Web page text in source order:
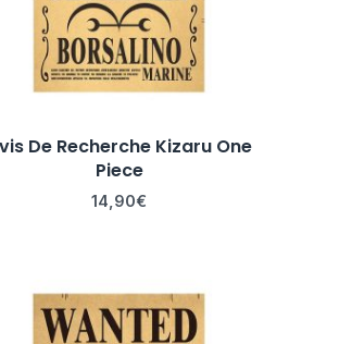
De Recherche Kizaru One
Piece
14,90€